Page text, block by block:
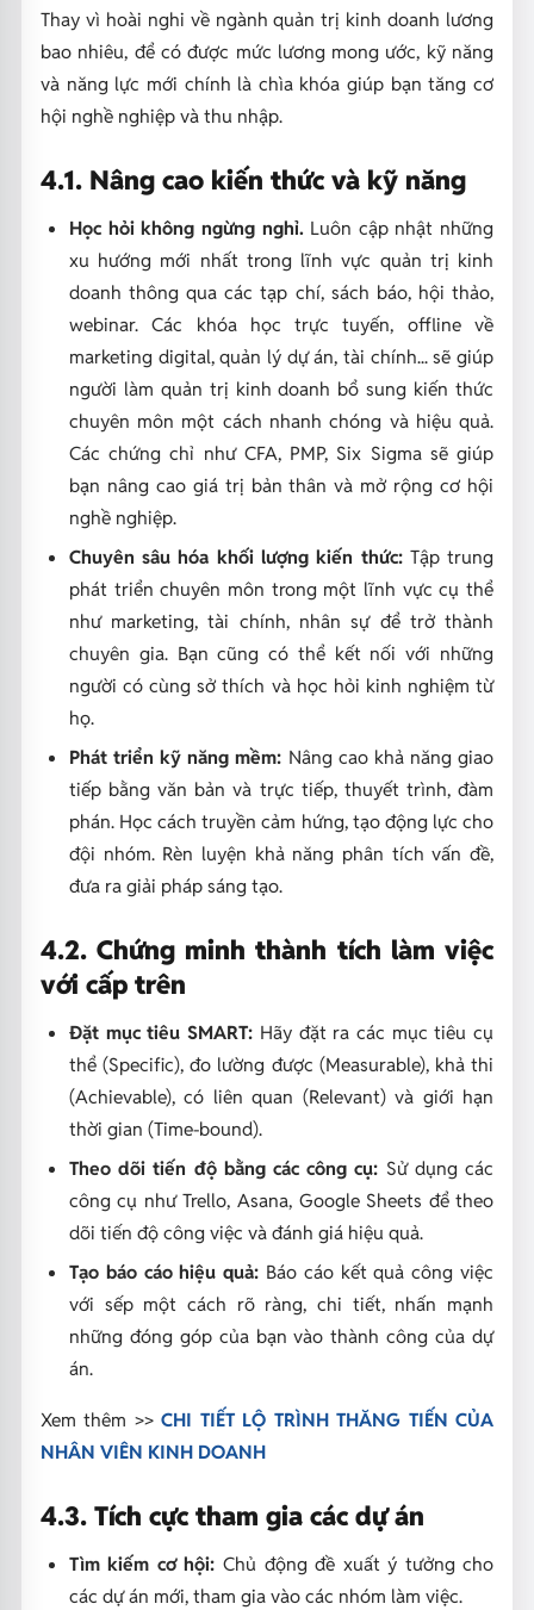
Thay vì hoài nghi về ngành quản trị kinh doanh lương
bao nhiêu, để có được mức lương mong ước, kỹ năng
và năng lực mới chính là chìa khóa giúp bạn tăng cơ
hội nghề nghiệp và thu nhập.
4.1. Nâng cao kiến thức và kỹ năng
Học hỏi không ngừng nghỉ.Luôn cập nhật những
xu hướng mới nhất trong lĩnh vực quản trị kinh
doanh thông qua các tạp chí, sách báo, hội thảo,
webinar. Các khóa học trực tuyến, offline về
marketing digital, quản lý dự án, tài chính... sẽ giúp
người làm quản trị kinh doanh bổ sung kiến thức
chuyên môn một cách nhanh chóng và hiệu quả.
Các chứng chỉ như CFA, PMP, Six Sigma sẽ giúp
bạn nâng cao giá trị bản thân và mở rộng cơ hội
nghề nghiệp.
Chuyên sâu hóa khối lượng kiến thức: Tập trung
phát triển chuyên môn trong một lĩnh vực cụ thể
như marketing, tài chính, nhân sự để trở thành
chuyên gia. Bạn cũng có thể kết nối với những
người có cùng sở thích và học hỏi kinh nghiệm từ
họ.
Phát triển kỹ năng mềm: Nâng cao khả năng giao
tiếp bằng văn bản và trực tiếp, thuyết trình, đàm
phán. Học cách truyền cảm hứng, tạo động lực cho
đội nhóm. Rèn luyện khả năng phân tích vấn đề,
đưa ra giải pháp sáng tạo.
4.2. Chứng minh thành tích làm việc
với cấp trên
Đặt mục tiêu SMART: Hãy đặt ra các mục tiêu cụ
thể (Specific), đo lường được (Measurable), khả thi
(Achievable), có liên quan (Relevant) và giới hạn
thời gian (Time-bound).
Theo dõi tiến độ bằng các công cụ: Sử dụng các
công cụ như Trello, Asana, Google Sheets để theo
dõi tiến độ công việc và đánh giá hiệu quả.
Tạo báo cáo hiệu quả: Báo cáo kết quả công việc
với sếp một cách rõ ràng, chi tiết, nhấn mạnh
những đóng góp của bạn vào thành công của dự
án.
Xem thêm >> CHI TIẾT LỘ TRÌNH THĂNG TIẾN CỦA
NHÂN VIÊN KINH DOANH
4.3. Tích cực tham gia các dự án
Tìm kiếm cơ hội: Chủ động đề xuất ý tưởng cho
các dự án mới, tham gia vào các nhóm làm việc.